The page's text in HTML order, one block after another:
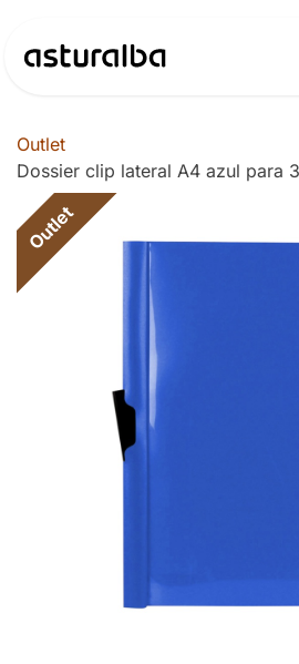
Outlet
Dossier clip lateral A4 azul para
Outlet